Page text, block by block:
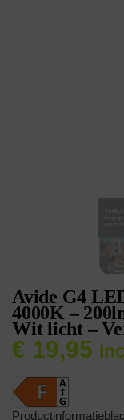
Avide G4
4000K –
Wit licht –
€ 19,95
Productinformatieblad